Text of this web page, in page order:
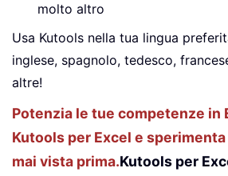
molto altro
Usa Kutools nella tua lingua
inglese, spagnolo, tedesco,
altre!
Potenzia le tue competenze in
Kutools per Excel e
mai vista prima.Kutools per